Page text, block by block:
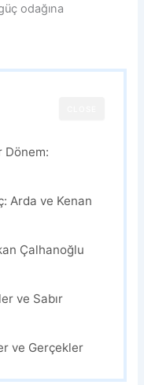
odağına
Dönem:
Arda ve Kenan
Çalhanoğlu
ve Sabır
ve Gerçekler